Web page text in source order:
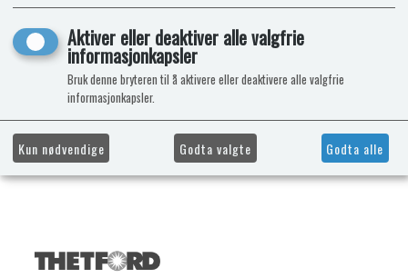
Aktiver eller deaktiver alle valgfrie
informasjonkapsler
Bruk denne bryteren til å aktivere eller deaktivere alle valgfrie
informasjonkapsler.
Kun nødvendige Godta valgte Godta alle